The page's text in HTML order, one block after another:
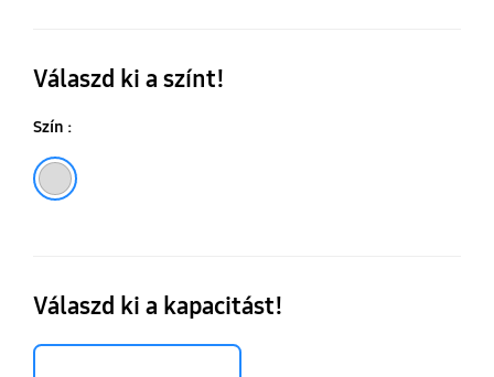
Válaszd ki a színt!
Szín :
Válaszd ki a kapacitást!